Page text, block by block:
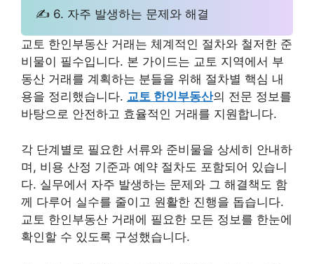
✍ 6. 자주 발생하는 문제와 해결
교토 한인부동산 거래는 체계적인 절차와 철저한 준
비물이 필수입니다. 본 가이드는 교토 지역에서 부
동산 거래를 계획하는 분들을 위해 절차별 핵심 내
용을 정리했습니다. 교토 한인부동산의 전문 정보를
바탕으로 안전하고 효율적인 거래를 지원합니다.
각 단계별로 필요한 서류와 준비물을 상세히 안내하
며, 비용 산정 기준과 예약 절차도 포함되어 있습니
다. 실무에서 자주 발생하는 문제와 그 해결책도 함
께 다루어 실수를 줄이고 원활한 진행을 돕습니다.
교토 한인부동산 거래에 필요한 모든 정보를 한눈에
확인할 수 있도록 구성했습니다.